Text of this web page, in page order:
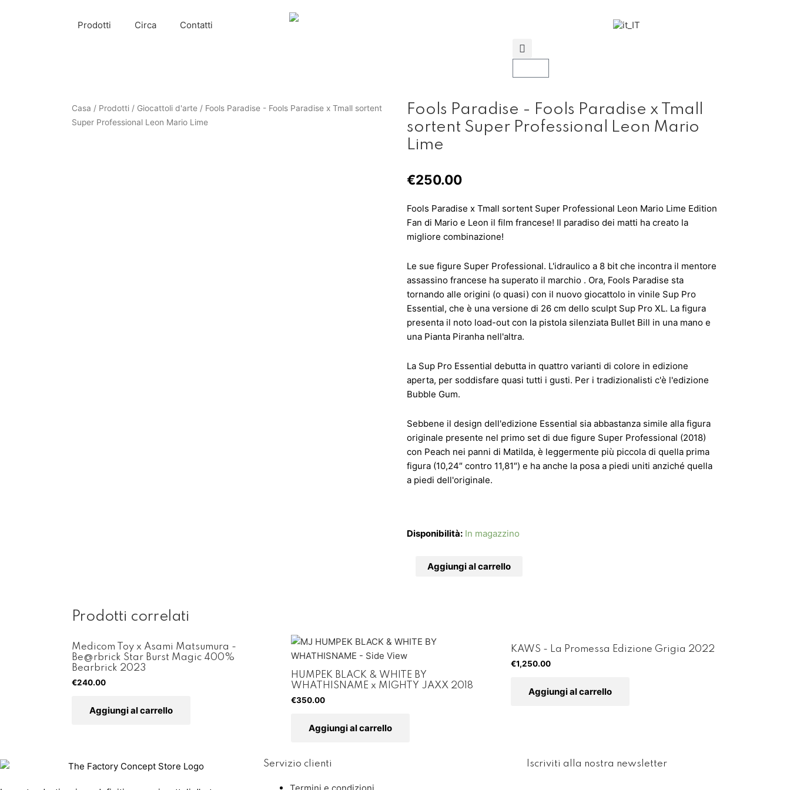
Prodotti Circa Contatti
Casa / Prodotti / Giocattoli d'arte / Fools Paradise - Fools Paradise x Tmall sortent
Super Professional Leon Mario Lime
Fools Paradise - Fools Paradise x Tmall
sortent Super Professional Leon Mario
Lime
€250.00
Fools Paradise x Tmall sortent Super Professional Leon Mario Lime Edition
Fan di Mario e Leon il film francese! Il paradiso dei matti ha creato la
migliore combinazione!
Le sue figure Super Professional. L'idraulico a 8 bit che incontra il mentore
assassino francese ha superato il marchio . Ora, Fools Paradise sta
tornando alle origini (o quasi) con il nuovo giocattolo in vinile Sup Pro
Essential, che è una versione di 26 cm dello sculpt Sup Pro XL. La figura
presenta il noto load-out con la pistola silenziata Bullet Bill in una mano e
una Pianta Piranha nell'altra.
La Sup Pro Essential debutta in quattro varianti di colore in edizione
aperta, per soddisfare quasi tutti i gusti. Per i tradizionalisti c'è l'edizione
Bubble Gum.
Sebbene il design dell'edizione Essential sia abbastanza simile alla figura
originale presente nel primo set di due figure Super Professional (2018)
con Peach nei panni di Matilda, è leggermente più piccola di quella prima
figura (10,24″ contro 11,81″) e ha anche la posa a piedi uniti anziché quella
a piedi dell'originale.
Disponibilità: In magazzino
Aggiungi al carrello
Prodotti correlati
Medicom Toy x Asami Matsumura -
Be@rbrick Star Burst Magic 400%
Bearbrick 2023
€240.00
Aggiungi al carrello
HUMPEK BLACK & WHITE BY
WHATHISNAME x MIGHTY JAXX 2018
€350.00
Aggiungi al carrello
KAWS - La Promessa Edizione Grigia 2022
€1,250.00
Aggiungi al carrello
Servizio clienti Iscriviti alla nostra newsletter